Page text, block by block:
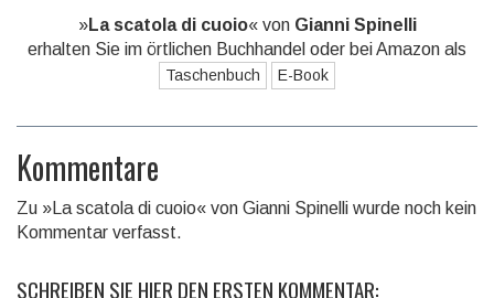
»La scatola di cuoio« von Gianni Spinelli
erhalten Sie im örtlichen Buchhandel oder bei Amazon als
Taschenbuch E-Book
Kommentare
Zu »La scatola di cuoio« von Gianni Spinelli wurde noch kein
Kommentar verfasst.
SCHREIBEN SIE HIER DEN ERSTEN KOMMENTAR: